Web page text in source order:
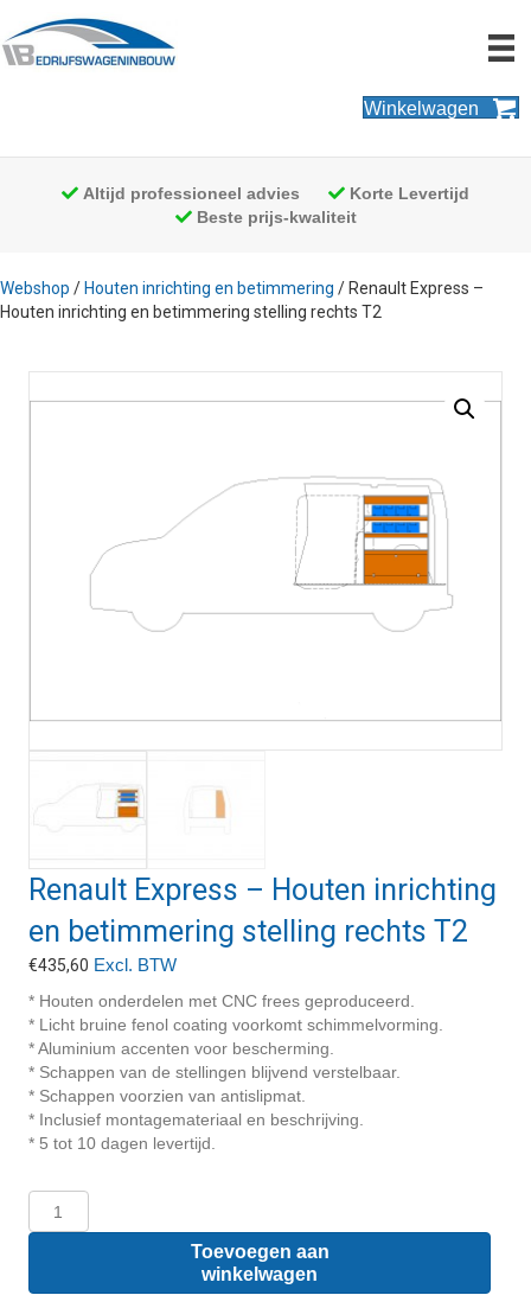
Winkelwagen
Altijd professioneel advies
Korte Levertijd
Beste prijs-kwaliteit
Webshop / Houten inrichting en betimmering / Renault Express –
Houten inrichting en betimmering stelling rechts T2
Renault Express – Houten inrichting
en betimmering stelling rechts T2
€435,60 Excl. BTW
* Houten onderdelen met CNC frees geproduceerd.
* Licht bruine fenol coating voorkomt schimmelvorming.
* Aluminium accenten voor bescherming.
* Schappen van de stellingen blijvend verstelbaar.
* Schappen voorzien van antislipmat.
* Inclusief montagemateriaal en beschrijving.
* 5 tot 10 dagen levertijd.
Express
inrichting
Toevoegen aan
winkelwagen